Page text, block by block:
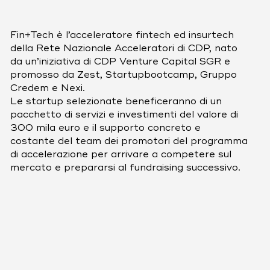
Fin+Tech è l’acceleratore fintech ed insurtech
della Rete Nazionale Acceleratori di CDP, nato
da un’iniziativa di CDP Venture Capital SGR e
promosso da Zest, Startupbootcamp, Gruppo
Credem e Nexi.
Le startup selezionate beneficeranno di un
pacchetto di servizi e investimenti del valore di
300 mila euro e il supporto concreto e
costante del team dei promotori del programma
di accelerazione per arrivare a competere sul
mercato e prepararsi al fundraising successivo.